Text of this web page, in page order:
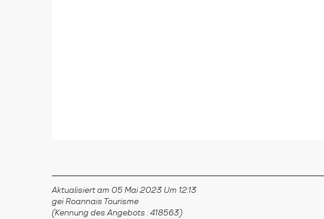
Aktualisiert am 05 Mai 2023 Um 12:13
gei Roannais Tourisme
(Kennung des Angebots :418563)